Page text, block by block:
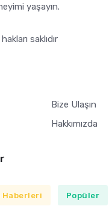
yaşayın.
saklıdır
Bize Ulaşın
Hakkımızda
Haberleri Popüler